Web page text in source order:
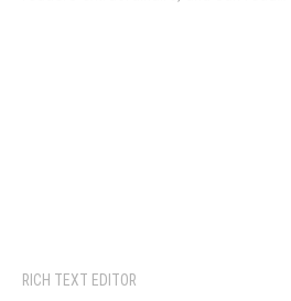
RICH TEXT EDITOR